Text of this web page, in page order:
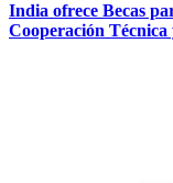
India ofrece Becas
Cooperación